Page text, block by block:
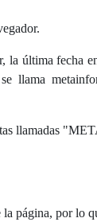
la última fecha
llama
llamadas
la página, por lo